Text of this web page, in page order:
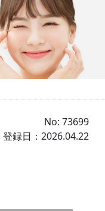
No: 73699
登録日：2026.04.22